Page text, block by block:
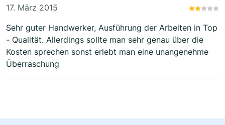
17. März 2015
Sehr guter Handwerker, Ausführung der Arbeiten in Top
- Qualität. Allerdings sollte man sehr genau über die
Kosten sprechen sonst erlebt man eine unangenehme
Überraschung